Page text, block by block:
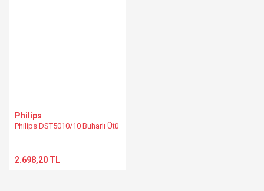
Philips
Philips DST5010/10 Buharlı Ütü
2.698,20 TL